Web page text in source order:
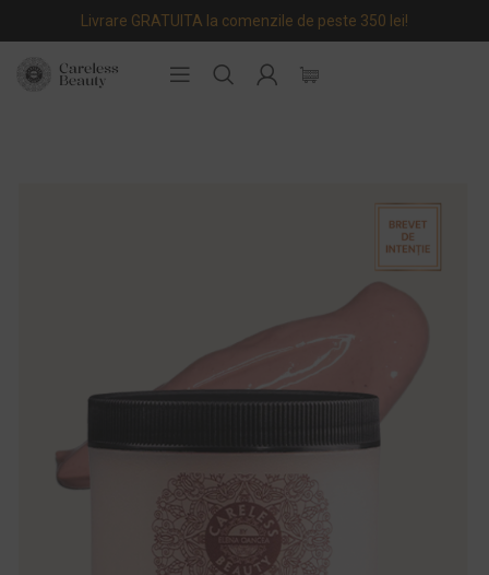
Livrare GRATUITA la comenzile de peste 350 lei!